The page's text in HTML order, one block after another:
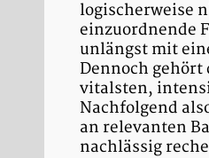
logischerweise
einzuordnende
unlängst mit
Dennoch
vitalsten,
Nachfolgend
an relevanten
nachlässig